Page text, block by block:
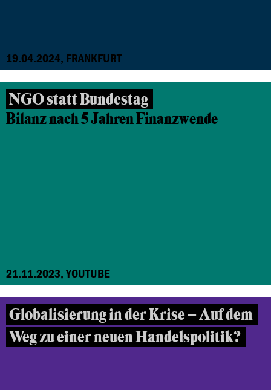
19.04.2024, FRANKFURT
NGO statt Bundestag
Bilanz nach 5 Jahren Finanzwende
21.11.2023, YOUTUBE
Globalisierung in der Krise – Auf dem
Weg zu einer neuen Handelspolitik?